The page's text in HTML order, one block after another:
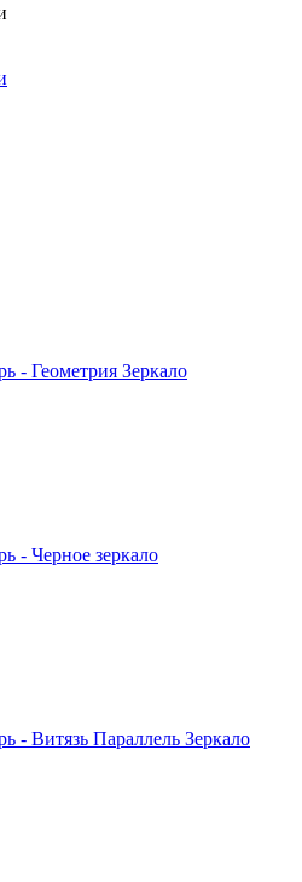
- Геометрия Зеркало
- Черное зеркало
- Витязь Параллель Зеркало